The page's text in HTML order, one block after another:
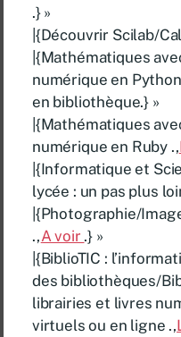
.} »
|{Découvrir Scilab/
|{Mathématiques
numérique en
en bibliothèque.} »
|{Mathématiques
numérique en Ruby .,
|{Informatique et
lycée : un pas plus
|{Photographie/
.,A voir .} »
|{BiblioTIC :
des bibliothèques/
librairies et livres
virtuels ou en ligne .,